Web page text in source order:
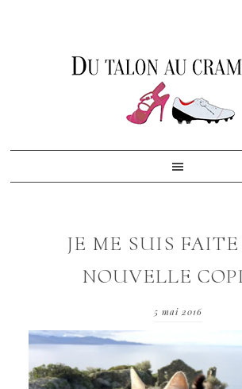
JE ME SUIS
NOUVELLE
5 mai 2016